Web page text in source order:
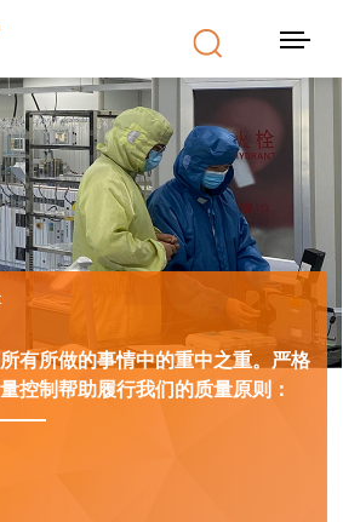
首页
产品
设计研发
最新动态
公司信息
视频
有所做的事情中的重中之重。严格
控制帮助履行我们的质量原则：